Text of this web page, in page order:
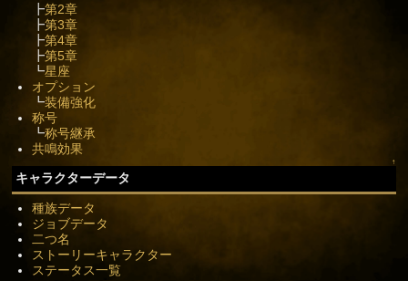
┣第2章
┣第3章
┣第4章
┣第5章
┗星座
オプション
┗装備強化
称号
┗称号継承
共鳴効果
↑
キャラクターデータ
種族データ
ジョブデータ
二つ名
ストーリーキャラクター
ステータス一覧